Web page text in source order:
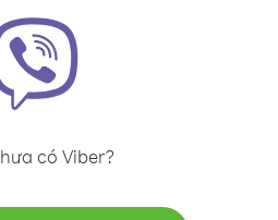
có Viber?